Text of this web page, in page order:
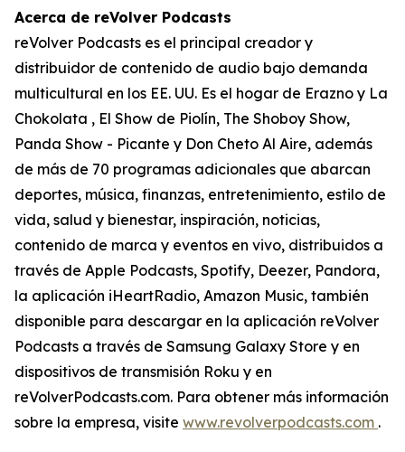
Acerca de reVolver Podcasts
reVolver Podcasts es el principal creador y
distribuidor de contenido de audio bajo demanda
multicultural en los EE. UU. Es el hogar de Erazno y La
Chokolata , El Show de Piolín, The Shoboy Show,
Panda Show - Picante y Don Cheto Al Aire, además
de más de 70 programas adicionales que abarcan
deportes, música, finanzas, entretenimiento, estilo de
vida, salud y bienestar, inspiración, noticias,
contenido de marca y eventos en vivo, distribuidos a
través de Apple Podcasts, Spotify, Deezer, Pandora,
la aplicación iHeartRadio, Amazon Music, también
disponible para descargar en la aplicación reVolver
Podcasts a través de Samsung Galaxy Store y en
dispositivos de transmisión Roku y en
reVolverPodcasts.com. Para obtener más información
sobre la empresa, visite www.revolverpodcasts.com .